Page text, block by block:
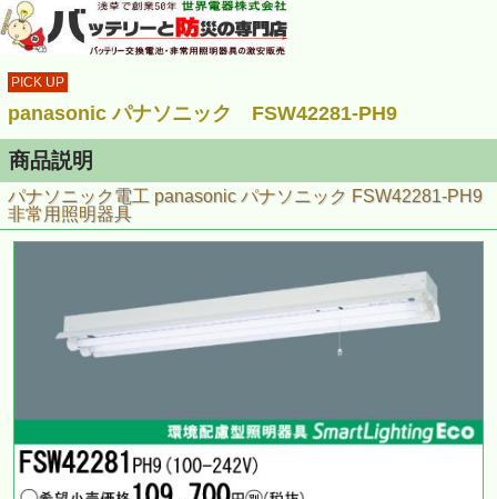
PICK UP
panasonic パナソニック FSW42281-PH9
商品説明
パナソニック電工 panasonic パナソニック FSW42281-PH9
非常用照明器具